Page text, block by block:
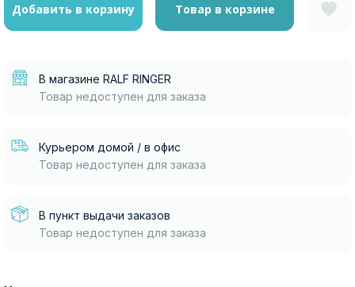
Добавить в корзину Товар в корзине
В магазине RALF RINGER
Товар недоступен для заказа
Курьером домой / в офис
Товар недоступен для заказа
В пункт выдачи заказов
Товар недоступен для заказа